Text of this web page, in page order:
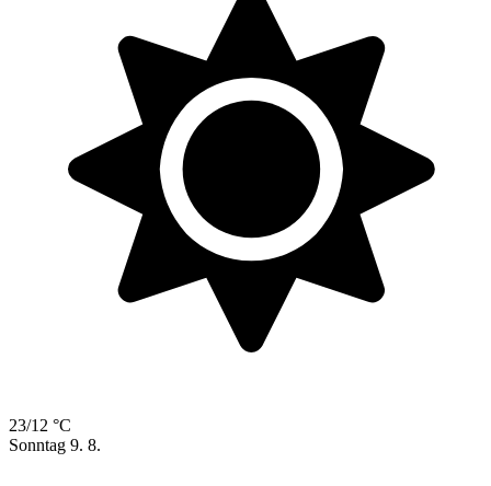
23/12 °C
Sonntag 9. 8.